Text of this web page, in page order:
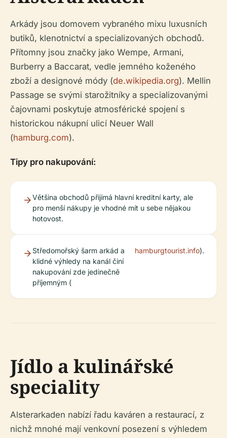
Arkády jsou domovem vybraného mixu luxusních
butiků, klenotnictví a specializovaných obchodů.
Přítomny jsou značky jako Wempe, Armani,
Burberry a Baccarat, vedle jemného koženého
zboží a designové módy (de.wikipedia.org). Mellin
Passage se svými starožitníky a specializovanými
čajovnami poskytuje atmosférické spojení s
historickou nákupní ulicí Neuer Wall
(hamburg.com).
Tipy pro nakupování:
Většina obchodů přijímá hlavní kreditní karty, ale
pro menší nákupy je vhodné mít u sebe nějakou
hotovost.
Středomořský šarm arkád a
klidné výhledy na kanál činí
nakupování zde jedinečně
příjemným (
hamburgtourist.info).
Jídlo a kulinářské
speciality
Alsterarkaden nabízí řadu kaváren a restaurací, z
nichž mnohé mají venkovní posezení s výhledem